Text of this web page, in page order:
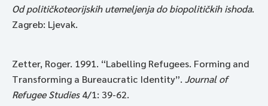
Od političkoteorijskih utemeljenja do biopolitičkih ishoda.
Zagreb: Ljevak.
Zetter, Roger. 1991. “Labelling Refugees. Forming and
Transforming a Bureaucratic Identity”. Journal of
Refugee Studies4/1: 39-62.